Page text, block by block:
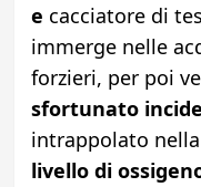
e cacciatore di
immerge nelle
forzieri, per poi
sfortunato
intrappolato
livello di